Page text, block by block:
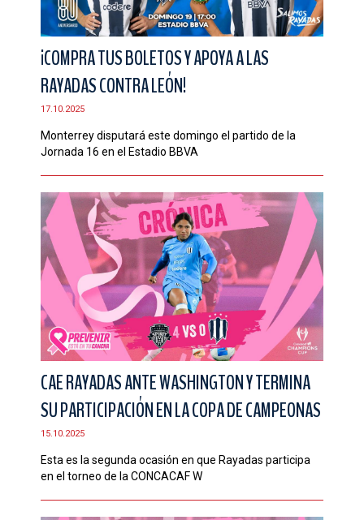
¡COMPRA TUS BOLETOS Y APOYA A LAS
RAYADAS CONTRA LEÓN!
17.10.2025
Monterrey disputará este domingo el partido de la
Jornada 16 en el Estadio BBVA
CAE RAYADAS ANTE WASHINGTON Y TERMINA
SU PARTICIPACIÓN EN LA COPA DE CAMPEONAS
15.10.2025
Esta es la segunda ocasión en que Rayadas participa
en el torneo de la CONCACAF W